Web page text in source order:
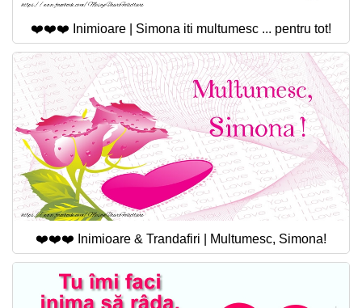
❤️❤️❤️ Inimioare | Simona iti multumesc ... pentru tot!
❤️❤️❤️ Inimioare & Trandafiri | Multumesc, Simona!